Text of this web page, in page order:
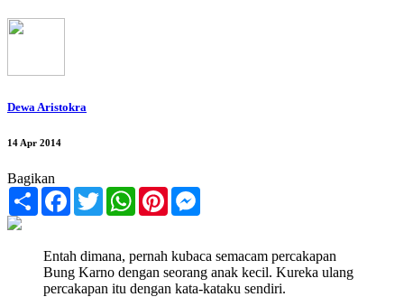
Dewa Aristokra
14 Apr 2014
Bagikan
Share FacebookTwitterWhatsApp
Pinterest
Entah dimana, pernah kubaca semacam percakapan
Bung Karno dengan seorang anak kecil. Kureka ulang
percakapan itu dengan kata-kataku sendiri.